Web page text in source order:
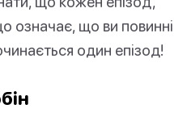
означає, що ви повинні
один епізод!